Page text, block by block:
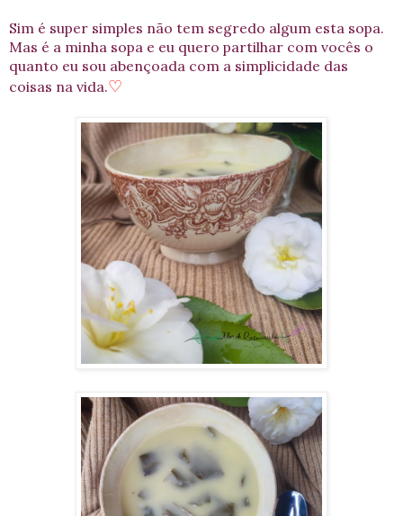
Sim é super simples não tem segredo algum esta sopa.
Mas é a minha sopa e eu quero partilhar com vocês o
quanto eu sou abençoada com a simplicidade das
coisas na vida.♡